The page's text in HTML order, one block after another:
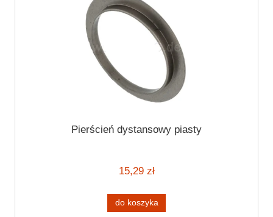
Pierścień dystansowy piasty
15,29 zł
do koszyka